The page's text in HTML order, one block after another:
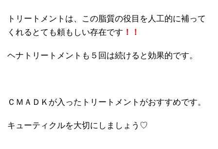
トリートメントは、この脂質の役目を人工的に補って
くれるとても頼もしい存在です ！！
ヘナトリートメントも５回は続けると効果的です。
ＣＭＡＤＫが入ったトリートメントがおすすめです。
キューティクルを大切にしましょう♡